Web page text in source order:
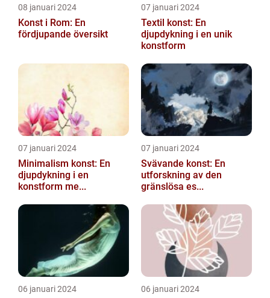
08 januari 2024
Konst i Rom: En
fördjupande översikt
07 januari 2024
Textil konst: En
djupdykning i en unik
konstform
07 januari 2024
Minimalism konst: En
djupdykning i en
konstform me...
07 januari 2024
Svävande konst: En
utforskning av den
gränslösa es...
06 januari 2024 06 januari 2024